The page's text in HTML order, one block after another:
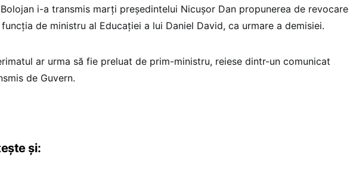
i-a transmis marți președintelui Nicușor Dan propunerea de revocare
de ministru al Educației a lui Daniel David, ca urmare a demisiei.
ar urma să fie preluat de prim-ministru, reiese dintr-un comunicat
de Guvern.
și: